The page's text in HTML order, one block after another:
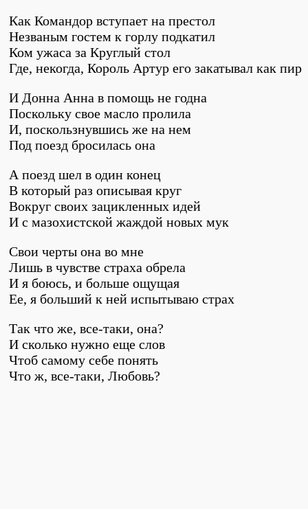
Как Командор вступает на престол
Незваным гостем к горлу подкатил
Ком ужаса за Круглый стол
Где, некогда, Король Артур его закатывал как пир
И Донна Анна в помощь не годна
Поскольку свое масло пролила
И, поскользнувшись же на нем
Под поезд бросилась она
А поезд шел в один конец
В который раз описывая круг
Вокруг своих зацикленных идей
И с мазохистской жаждой новых мук
Свои черты она во мне
Лишь в чувстве страха обрела
И я боюсь, и больше ощущая
Ее, я больший к ней испытываю страх
Так что же, все-таки, она?
И сколько нужно еще слов
Чтоб самому себе понять
Что ж, все-таки, Любовь?